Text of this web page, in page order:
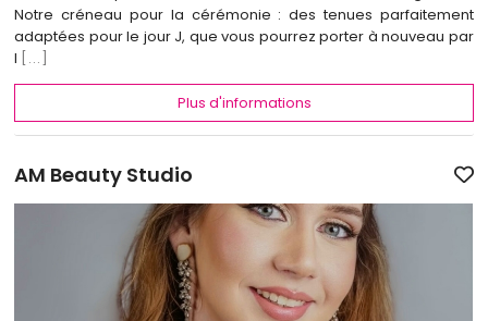
Notre créneau pour la cérémonie : des tenues parfaitement
adaptées pour le jour J, que vous pourrez porter à nouveau par
l
[...]
Plus d'informations
AM Beauty Studio